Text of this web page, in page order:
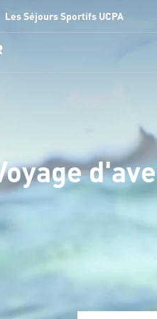
Les Séjours Sportifs UCPA